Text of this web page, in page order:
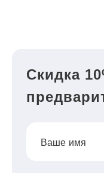
Скидка
Ваше имя